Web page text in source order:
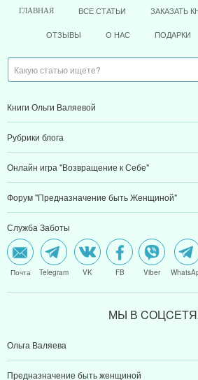
ГЛАВНАЯ ВСЕ СТАТЬИ ЗАКАЗАТЬ
ОТЗЫВЫ О НАС ПОДАРКИ
Книги Ольги Валяевой
Рубрики блога
Онлайн игра "Возвращение к Себе"
Форум "Предназначение быть Женщиной"
Служба Заботы
Почта Telegram VK FB Viber
МЫ В
Ольга Валяева
Предназначение быть женщиной